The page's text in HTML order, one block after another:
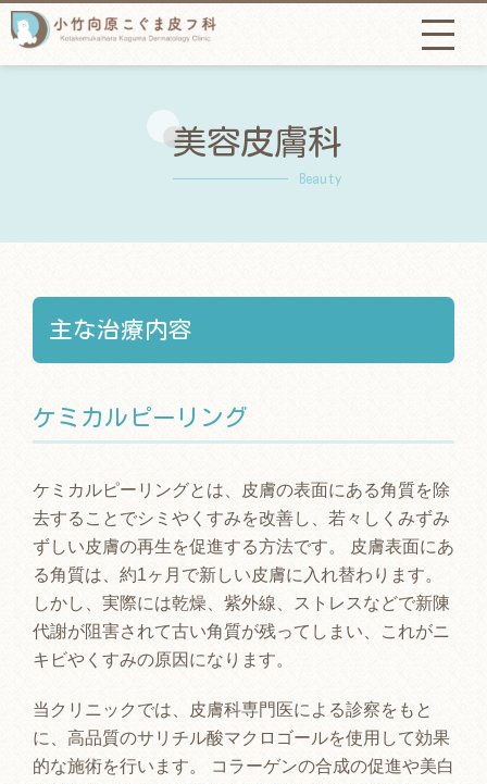
美容皮膚科
Beauty
主な治療内容
ケミカルピーリング
ケミカルピーリングとは、皮膚の表面にある角質を除
去することでシミやくすみを改善し、若々しくみずみ
ずしい皮膚の再生を促進する方法です。 皮膚表面にあ
る角質は、約1ヶ月で新しい皮膚に入れ替わります。
しかし、実際には乾燥、紫外線、ストレスなどで新陳
代謝が阻害されて古い角質が残ってしまい、これがニ
キビやくすみの原因になります。
当クリニックでは、皮膚科専門医による診察をもと
に、高品質のサリチル酸マクロゴールを使用して効果
的な施術を行います。 コラーゲンの合成の促進や美白